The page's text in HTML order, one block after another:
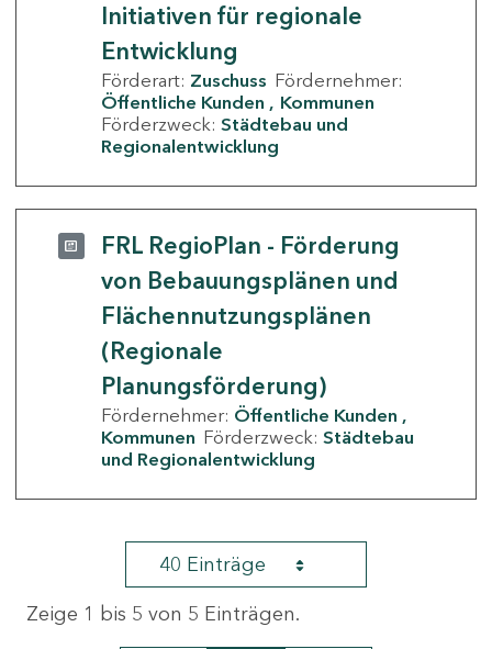
Initiativen für regionale
Entwicklung
Förderart: Zuschuss Fördernehmer:
Öffentliche Kunden
Kommunen
Förderzweck: Städtebau und
Regionalentwicklung
FRL RegioPlan - Förderung
von Bebauungsplänen und
Flächennutzungsplänen
(Regionale
Planungsförderung)
Fördernehmer: Öffentliche Kunden
Kommunen Förderzweck: Städtebau
und Regionalentwicklung
40 Einträge
Zeige 1 bis 5 von 5 Einträgen.